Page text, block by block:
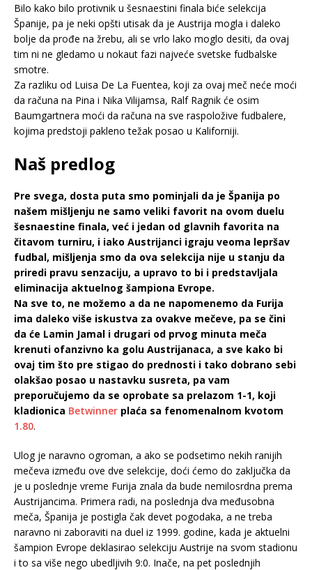
Bilo kako bilo protivnik u šesnaestini finala biće selekcija
Španije, pa je neki opšti utisak da je Austrija mogla i daleko
bolje da prođe na žrebu, ali se vrlo lako moglo desiti, da ovaj
tim ni ne gledamo u nokaut fazi najveće svetske fudbalske
smotre.
Za razliku od Luisa De La Fuentea, koji za ovaj meč neće moći
da računa na Pina i Nika Vilijamsa, Ralf Ragnik će osim
Baumgartnera moći da računa na sve raspoložive fudbalere,
kojima predstoji pakleno težak posao u Kaliforniji.
Naš predlog
Pre svega, dosta puta smo pominjali da je Španija po
našem mišljenju ne samo veliki favorit na ovom duelu
šesnaestine finala, već i jedan od glavnih favorita na
čitavom turniru, i iako Austrijanci igraju veoma lepršav
fudbal, mišljenja smo da ova selekcija nije u stanju da
priredi pravu senzaciju, a upravo to bi i predstavljala
eliminacija aktuelnog šampiona Evrope.
Na sve to, ne možemo a da ne napomenemo da Furija
ima daleko više iskustva za ovakve mečeve, pa se čini
da će Lamin Jamal i drugari od prvog minuta meča
krenuti ofanzivno ka golu Austrijanaca, a sve kako bi
ovaj tim što pre stigao do prednosti i tako dobrano sebi
olakšao posao u nastavku susreta, pa vam
preporučujemo da se oprobate sa prelazom 1-1, koji
kladionica Betwinner plaća sa fenomenalnom kvotom
1.80.
Ulog je naravno ogroman, a ako se podsetimo nekih ranijih
mečeva između ove dve selekcije, doći ćemo do zaključka da
je u poslednje vreme Furija znala da bude nemilosrdna prema
Austrijancima. Primera radi, na poslednja dva međusobna
meča, Španija je postigla čak devet pogodaka, a ne treba
naravno ni zaboraviti na duel iz 1999. godine, kada je aktuelni
šampion Evrope deklasirao selekciju Austrije na svom stadionu
i to sa više nego ubedljivih 9:0. Inače, na pet poslednjih